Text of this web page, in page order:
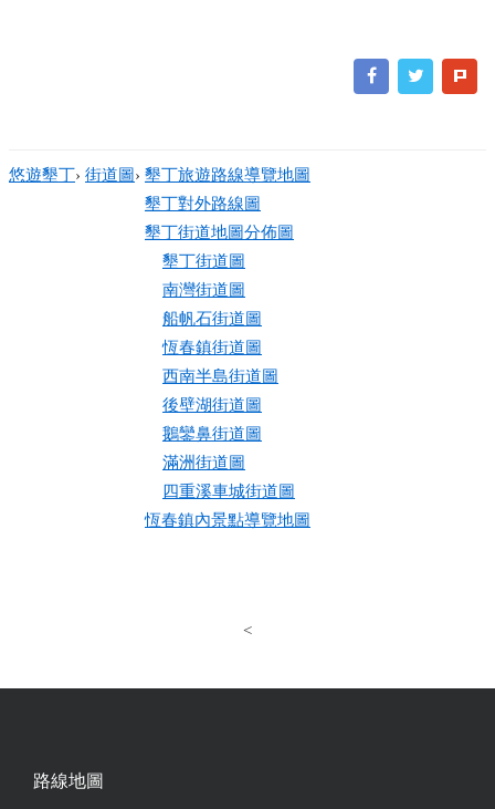
悠遊墾丁› 街道圖› 墾丁旅遊路線導覽地圖
墾丁對外路線圖
墾丁街道地圖分佈圖
墾丁街道圖
南灣街道圖
船帆石街道圖
恆春鎮街道圖
西南半島街道圖
後壁湖街道圖
鵝鑾鼻街道圖
滿洲街道圖
四重溪車城街道圖
恆春鎮內景點導覽地圖
<
路線地圖